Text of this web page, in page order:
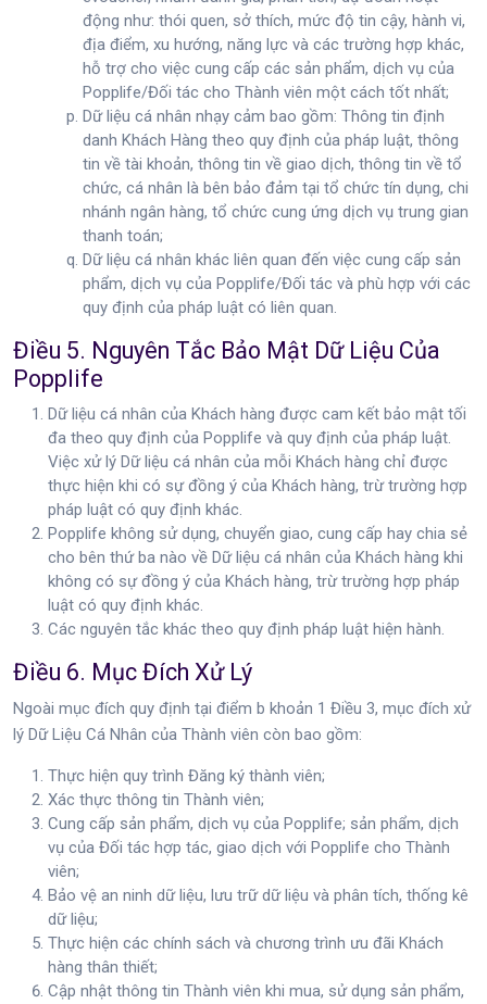
động như: thói quen, sở thích, mức độ tin cậy, hành vi,
địa điểm, xu hướng, năng lực và các trường hợp khác,
hỗ trợ cho việc cung cấp các sản phẩm, dịch vụ của
Popplife/Đối tác cho Thành viên một cách tốt nhất;
Dữ liệu cá nhân nhạy cảm bao gồm: Thông tin định
danh Khách Hàng theo quy định của pháp luật, thông
tin về tài khoản, thông tin về giao dịch, thông tin về tổ
chức, cá nhân là bên bảo đảm tại tổ chức tín dụng, chi
nhánh ngân hàng, tổ chức cung ứng dịch vụ trung gian
thanh toán;
Dữ liệu cá nhân khác liên quan đến việc cung cấp sản
phẩm, dịch vụ của Popplife/Đối tác và phù hợp với các
quy định của pháp luật có liên quan.
Điều 5. Nguyên Tắc Bảo Mật Dữ Liệu Của
Popplife
Dữ liệu cá nhân của Khách hàng được cam kết bảo mật tối
đa theo quy định của Popplife và quy định của pháp luật.
Việc xử lý Dữ liệu cá nhân của mỗi Khách hàng chỉ được
thực hiện khi có sự đồng ý của Khách hàng, trừ trường hợp
pháp luật có quy định khác.
Popplife không sử dụng, chuyển giao, cung cấp hay chia sẻ
cho bên thứ ba nào về Dữ liệu cá nhân của Khách hàng khi
không có sự đồng ý của Khách hàng, trừ trường hợp pháp
luật có quy định khác.
Các nguyên tắc khác theo quy định pháp luật hiện hành.
Điều 6. Mục Đích Xử Lý
Ngoài mục đích quy định tại điểm b khoản 1 Điều 3, mục đích xử
lý Dữ Liệu Cá Nhân của Thành viên còn bao gồm:
Thực hiện quy trình Đăng ký thành viên;
Xác thực thông tin Thành viên;
Cung cấp sản phẩm, dịch vụ của Popplife; sản phẩm, dịch
vụ của Đối tác hợp tác, giao dịch với Popplife cho Thành
viên;
Bảo vệ an ninh dữ liệu, lưu trữ dữ liệu và phân tích, thống kê
dữ liệu;
Thực hiện các chính sách và chương trình ưu đãi Khách
hàng thân thiết;
Cập nhật thông tin Thành viên khi mua, sử dụng sản phẩm,